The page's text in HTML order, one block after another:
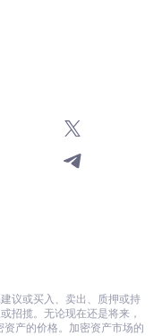
议或买入、卖出、质押或持
招揽。无论现在还是将来，
产的价格。加密资产市场的